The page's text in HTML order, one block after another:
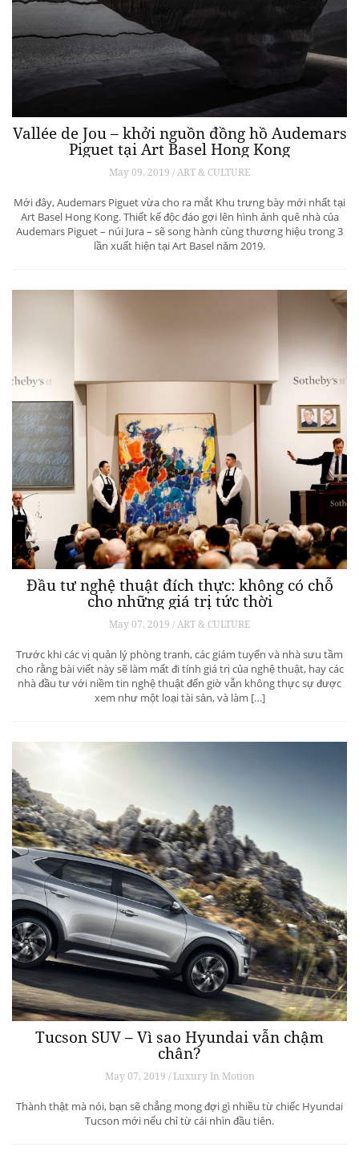
Vallée de Jou – khởi nguồn đồng hồ Audemars
Piguet tại Art Basel Hong Kong
May 09, 2019 / ART & CULTURE
Mới đây, Audemars Piguet vừa cho ra mắt Khu trưng bày mới nhất tại
Art Basel Hong Kong. Thiết kế độc đáo gợi lên hình ảnh quê nhà của
Audemars Piguet – núi Jura – sẽ song hành cùng thương hiệu trong 3
lần xuất hiện tại Art Basel năm 2019.
Đầu tư nghệ thuật đích thực: không có chỗ
cho những giá trị tức thời
May 07, 2019 / ART & CULTURE
Trước khi các vị quản lý phòng tranh, các giám tuyển và nhà sưu tầm
cho rằng bài viết này sẽ làm mất đi tính giá trị của nghệ thuật, hay các
nhà đầu tư với niềm tin nghệ thuật đến giờ vẫn không thực sự được
xem như một loại tài sản, và làm […]
Tucson SUV – Vì sao Hyundai vẫn chậm
chân?
May 07, 2019 / Luxury In Motion
Thành thật mà nói, bạn sẽ chẳng mong đợi gì nhiều từ chiếc Hyundai
Tucson mới nếu chỉ từ cái nhìn đầu tiên.